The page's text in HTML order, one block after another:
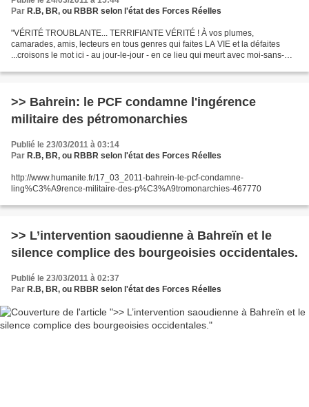
Par R.B, BR, ou RBBR selon l'état des Forces Réelles
"VÉRITÉ TROUBLANTE... TERRIFIANTE VÉRITÉ ! À vos plumes,
camarades, amis, lecteurs en tous genres qui faites LA VIE et la défaites
...croisons le mot ici - au jour-le-jour - en ce lieu qui meurt avec moi-sans-
>> Bahrein: le PCF condamne l'ingérence
militaire des pétromonarchies
Publié le 23/03/2011 à 03:14
Par R.B, BR, ou RBBR selon l'état des Forces Réelles
http://www.humanite.fr/17_03_2011-bahrein-le-pcf-condamne-
ling%C3%A9rence-militaire-des-p%C3%A9tromonarchies-467770
>> L’intervention saoudienne à Bahreïn et le
silence complice des bourgeoisies occidentales.
Publié le 23/03/2011 à 02:37
Par R.B, BR, ou RBBR selon l'état des Forces Réelles